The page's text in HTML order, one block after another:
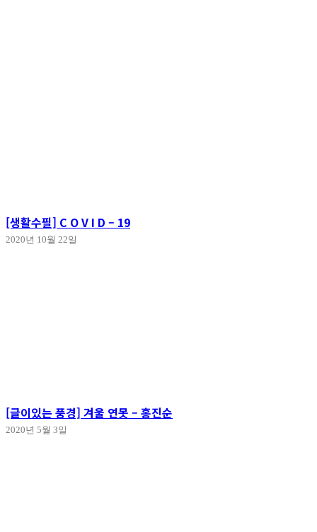
[생활수필] C O V I D – 19
2020년 10월 22일
[글이있는 풍경] 겨울 연못 – 홍진순
2020년 5월 3일